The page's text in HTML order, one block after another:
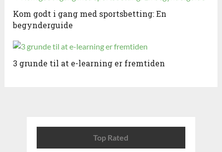
Kom godt i gang med sportsbetting: En
begynderguide
3 grunde til at e-learning er fremtiden
Top Rated